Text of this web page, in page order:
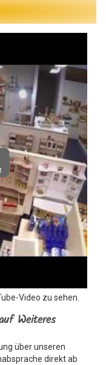
Video zu sehen.
Weiteres
über unseren
direkt ab